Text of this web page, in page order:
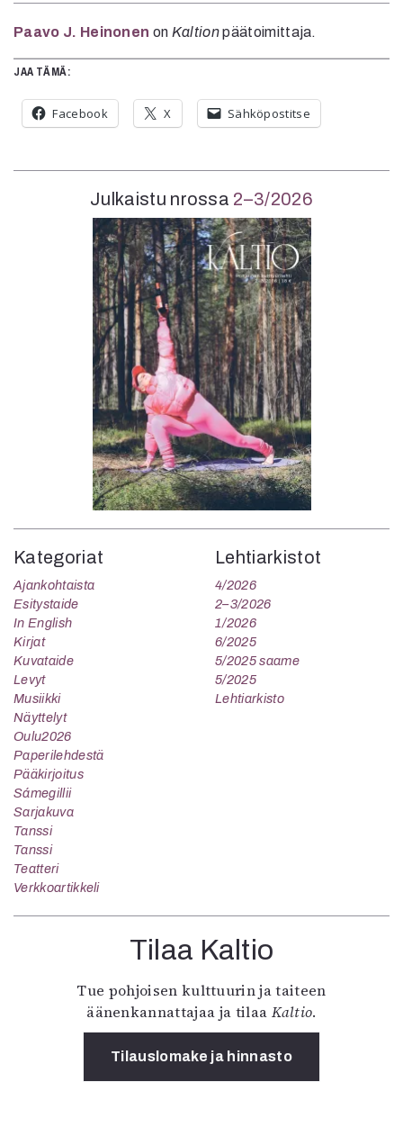
Paavo J. Heinonen on Kaltionpäätoimittaja.
Julkaistu nrossa 2–3/2026
Kategoriat
Ajankohtaista
Esitystaide
In English
Kirjat
Kuvataide
Levyt
Musiikki
Näyttelyt
Oulu2026
Paperilehdestä
Pääkirjoitus
Sámegillii
Sarjakuva
Tanssi
Tanssi
Teatteri
Verkkoartikkeli
Lehtiarkistot
4/2026
2–3/2026
1/2026
6/2025
5/2025 saame
5/2025
Lehtiarkisto
Tilaa Kaltio
Tue pohjoisen kulttuurin ja taiteen
äänenkannattajaa ja tilaa Kaltio.
Tilauslomake ja hinnasto
JAA TÄMÄ:
Facebook X Sähköpostitse